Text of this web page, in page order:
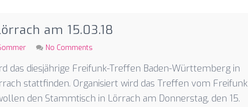
am 15.03.18
No Comments
das diesjährige Freifunk-Treffen Baden-Württemberg in
stattfinden. Organisiert wird das Treffen vom Freifunk
den Stammtisch in Lörrach am Donnerstag, den 15.